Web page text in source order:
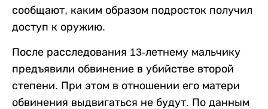
сообщают, каким образом подросток получил
доступ к оружию.
После расследования 13-летнему мальчику
предъявили обвинение в убийстве второй
степени. При этом в отношении его матери
обвинения выдвигаться не будут. По данным